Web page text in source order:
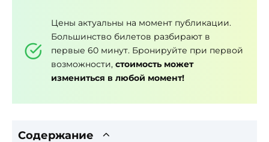
Цены актуальны на момент публикации.
Большинство билетов разбирают в
первые 60 минут. Бронируйте при первой
возможности, стоимость может
измениться в любой момент!
Содержание